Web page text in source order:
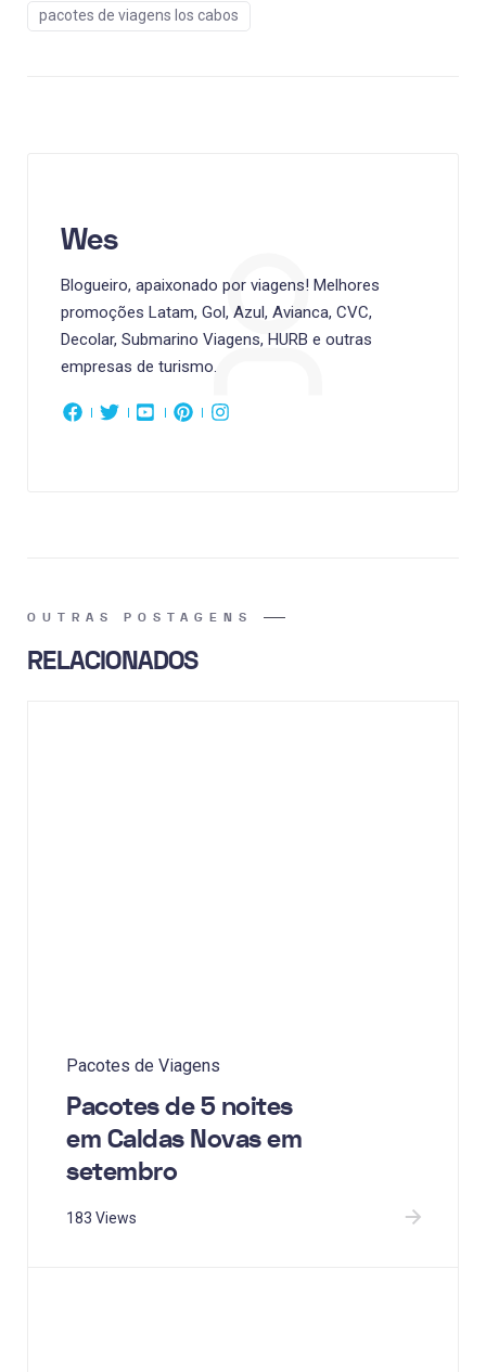
pacotes de viagens los cabos
Wes
Blogueiro, apaixonado por viagens! Melhores
promoções Latam, Gol, Azul, Avianca, CVC,
Decolar, Submarino Viagens, HURB e outras
empresas de turismo.
OUTRAS POSTAGENS
RELACIONADOS
Pacotes de Viagens
Pacotes de 5 noites
em Caldas Novas em
setembro
183 Views